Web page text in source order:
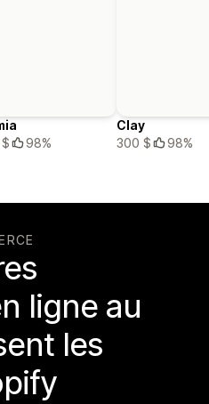
98%
Clay
300 $
98%
ligne au
les